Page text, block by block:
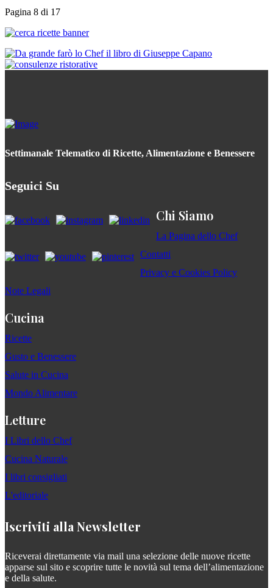
Pagina 8 di 17
Settimanale Telematico di Ricette, Alimentazione e Benessere
Seguici Su
Chi Siamo
La Pagina dello Chef
Contatti
Privacy e Cookies Policy
Note Legali
Cucina
Ricette
Gusto e Benessere
Salute in Cucina
Mondo Alimentare
Letture
I Libri dello Chef
Cucina Naturale
I libri consigliati
L'editoriale
Iscriviti alla Newsletter
Riceverai direttamente via mail una selezione delle nuove ricette
apparse sul sito e scoprire tutte le novità sul tema dell’alimentazione
e della salute.